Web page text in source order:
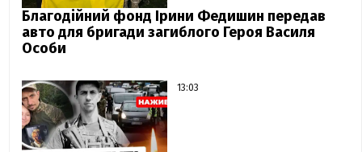
Благодійний фонд Ірини Федишин передав
авто для бригади загиблого Героя Василя
Особи
13:03